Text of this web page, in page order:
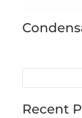
Recent